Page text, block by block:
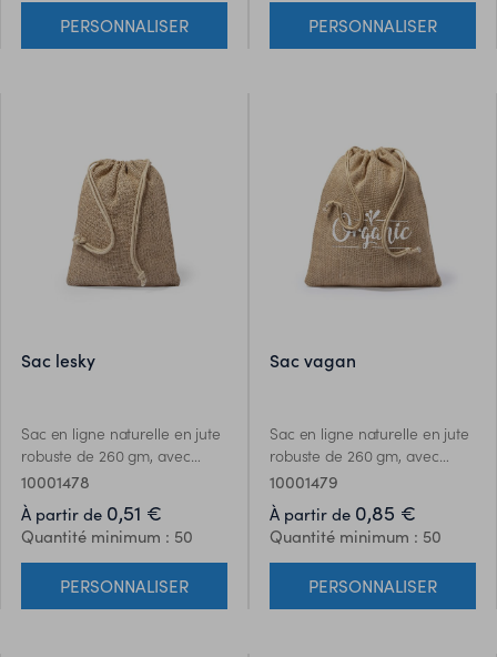
PERSONNALISER
votre sac.
PERSONNALISER
sac lesky
Sac en ligne naturelle en jute
robuste de 260 gm, avec
fermeture à cordon élégante
et finition cousue.
10001478
À partir de 0,51 €
Quantité minimum : 50
PERSONNALISER
sac vagan
Sac en ligne naturelle en jute
robuste de 260 gm, avec
fermeture à cordon élégante
et finition cousue.
10001479
À partir de 0,85 €
Quantité minimum : 50
PERSONNALISER